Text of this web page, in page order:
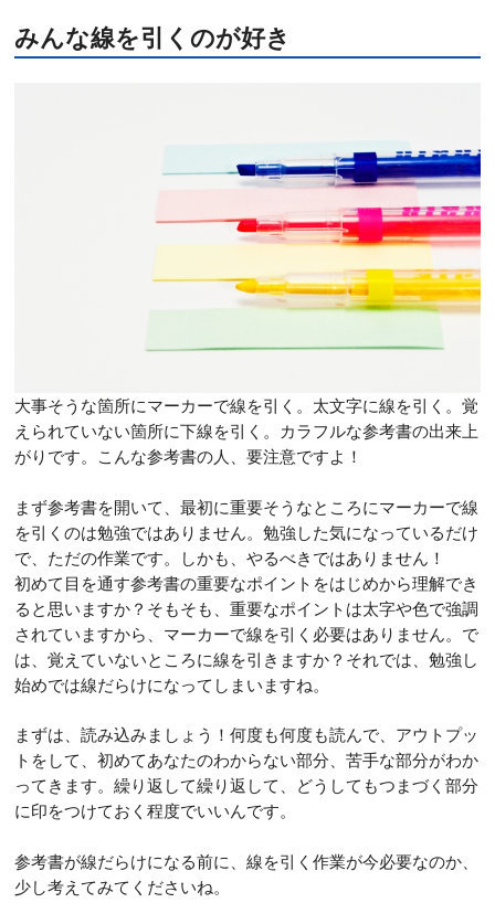
みんな線を引くのが好き
大事そうな箇所にマーカーで線を引く。太文字に線を引く。覚
えられていない箇所に下線を引く。カラフルな参考書の出来上
がりです。こんな参考書の人、要注意ですよ！
まず参考書を開いて、最初に重要そうなところにマーカーで線
を引くのは勉強ではありません。勉強した気になっているだけ
で、ただの作業です。しかも、やるべきではありません！
初めて目を通す参考書の重要なポイントをはじめから理解でき
ると思いますか？そもそも、重要なポイントは太字や色で強調
されていますから、マーカーで線を引く必要はありません。で
は、覚えていないところに線を引きますか？それでは、勉強し
始めでは線だらけになってしまいますね。
まずは、読み込みましょう！何度も何度も読んで、アウトプッ
トをして、初めてあなたのわからない部分、苦手な部分がわか
ってきます。繰り返して繰り返して、どうしてもつまづく部分
に印をつけておく程度でいいんです。
参考書が線だらけになる前に、線を引く作業が今必要なのか、
少し考えてみてくださいね。